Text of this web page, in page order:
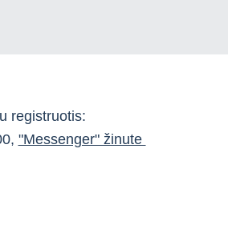
registruotis:
"Messenger" žinute